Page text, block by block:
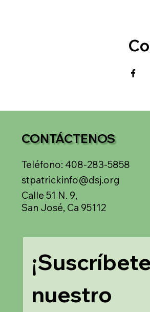
CONTÁCTENOS
Teléfono: 408-283-5858
stpatrickinfo@dsj.org
Calle 51 N. 9,
San José, Ca 95112
nuestro